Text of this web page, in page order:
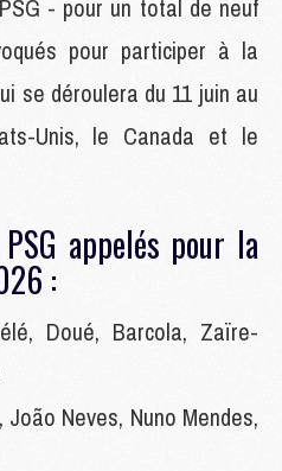
- pour un total de neuf
pour participer à la
se déroulera du 11 juin au
Unis, le Canada et le
appelés pour la
:
Doué, Barcola, Zaïre-
Neves, Nuno Mendes,